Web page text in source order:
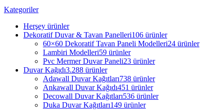
Kategoriler
Herşey ürünler
Dekoratif Duvar & Tavan Panelleri106 ürünler
60×60 Dekoratif Tavan Paneli Modelleri24 ürünler
Lambiri Modelleri59 ürünler
Pvc Mermer Duvar Paneli23 ürünler
Duvar Kağıdı3.288 ürünler
Adawall Duvar Kağıtları738 ürünler
Ankawall Duvar Kağıdı451 ürünler
Decowall Duvar Kağıtları536 ürünler
Duka Duvar Kağıtları149 ürünler